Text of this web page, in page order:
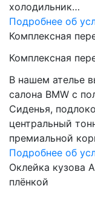
холодильник…
Подробнее об
Комплексная
Комплексная
В нашем ателье
салона BMW с
Сиденья,
центральный
премиальной
Подробнее об
Оклейка кузова
плёнкой